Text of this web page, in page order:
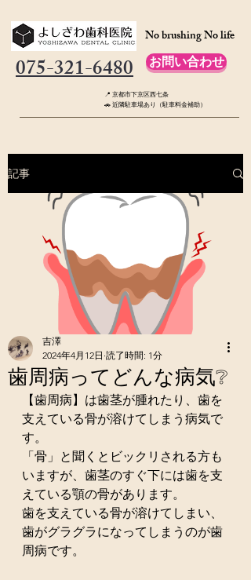
075-321-6480
No brushing No life
お問い合わせ
📍 京都市下京区西七条
🚗 近隣駐車場あり（駐車料金補助）
記事
歯周病ってどんな病気❔
吉澤
2024年4月12日 読了時間: 1分
【歯周病】は歯茎が腫れたり、歯を
支えている骨が溶けてしまう病気で
す。
「骨」と聞くとビックリされる方も
いますが、歯茎のすぐ下には歯を支
えている顎の骨があります。
歯を支えている骨が溶けてしまい、
歯がグラグラになってしまうのが歯
周病です。